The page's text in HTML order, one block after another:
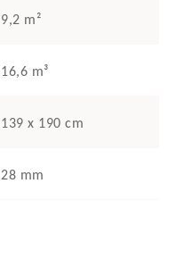
9,2 m²
16,6 m³
139 x 190 cm
28 mm